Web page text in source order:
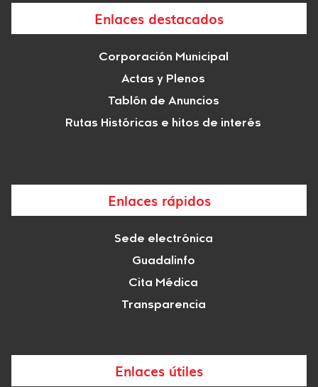
Enlaces destacados
Corporación Municipal
Actas y Plenos
Tablón de Anuncios
Rutas Históricas e hitos de interés
Enlaces rápidos
Sede electrónica
Guadalinfo
Cita Médica
Transparencia
Enlaces útiles